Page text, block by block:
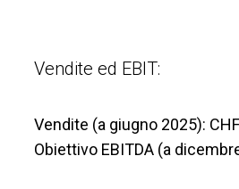
Vendite ed EBIT:
Vendite (a giugno 2025):
Obiettivo EBITDA (a